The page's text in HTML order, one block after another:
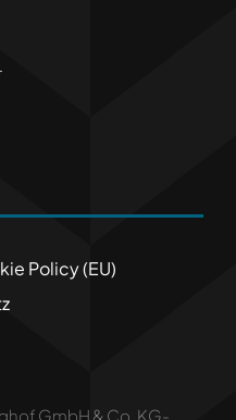
Policy (EU)
GmbH & Co. KG-